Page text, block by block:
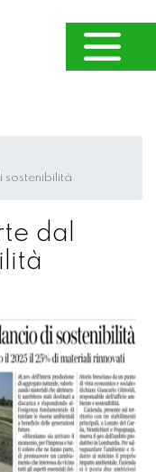
sostenibilità
dal